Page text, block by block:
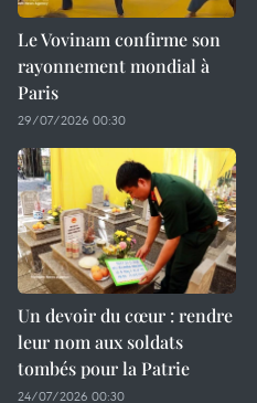
Le Vovinam confirme son
rayonnement mondial à
Paris
29/07/2026 00:30
Un devoir du cœur : rendre
leur nom aux soldats
tombés pour la Patrie
24/07/2026 00:30